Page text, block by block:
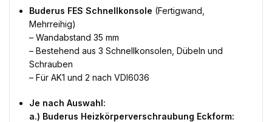
Buderus FES Schnellkonsole (Fertigwand,
Mehrreihig)
– Wandabstand 35 mm
– Bestehend aus 3 Schnellkonsolen, Dübeln und
Schrauben
– Für AK1 und 2 nach VDI6036
Je nach Auswahl:
a.) Buderus Heizkörperverschraubung Eckform: